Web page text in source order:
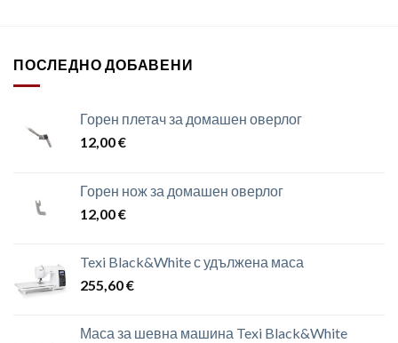
ПОСЛЕДНО ДОБАВЕНИ
Горен плетач за домашен оверлог
12,00€
Горен нож за домашен оверлог
12,00€
Texi Black&White с удължена маса
255,60€
Маса за шевна машина Texi Black&White